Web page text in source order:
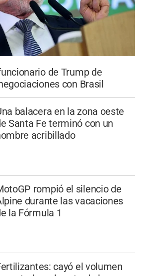
de Trump de
con Brasil
balacera en la zona oeste
Santa Fe terminó con un
acribillado
rompió el silencio de
durante las vacaciones
la Fórmula 1
cayó el volumen